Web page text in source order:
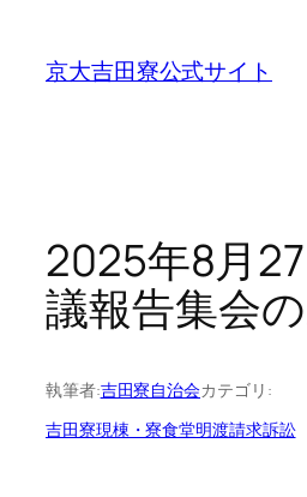
京大吉田寮公式サイト
2025年8月
議報告集会
執筆者:吉田寮自治会カテゴリ:
吉田寮現棟・寮食堂明渡請求訴訟